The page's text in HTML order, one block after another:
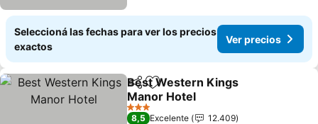
Seleccioná las fechas para ver los precios
exactos
Ver precios
CompartirAñadir a favoritos
Best Western Kings
Manor Hotel
Ver precios
3 Estrellas
8,5 Excelente
12.409